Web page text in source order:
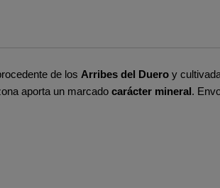
de los Arribes del Duero y
aporta un marcado carácter mineral.